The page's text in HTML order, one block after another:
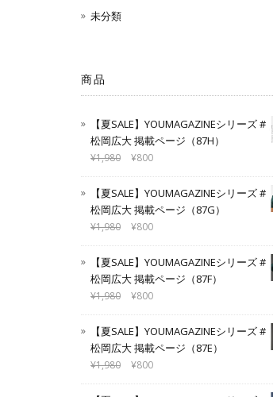
未分類
商品
【夏SALE】YOUMAGAZINEシリーズ #
松岡広大 掲載ページ（87H）
¥1,980 ¥800
【夏SALE】YOUMAGAZINEシリーズ #
松岡広大 掲載ページ（87G）
¥1,980 ¥800
【夏SALE】YOUMAGAZINEシリーズ #
松岡広大 掲載ページ（87F）
¥1,980 ¥800
【夏SALE】YOUMAGAZINEシリーズ #
松岡広大 掲載ページ（87E）
¥1,980 ¥800